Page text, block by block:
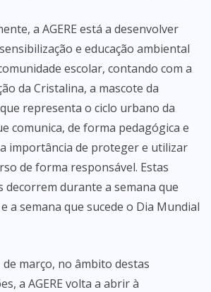
a AGERE está a desenvolver
e educação ambiental
escolar, contando com a
da Cristalina, a mascote da
representa o ciclo urbano da
comunica, de forma pedagógica e
importância de proteger e utilizar
de forma responsável. Estas
decorrem durante a semana que
a semana que sucede o Dia Mundial
de março, no âmbito destas
a AGERE volta a abrir à